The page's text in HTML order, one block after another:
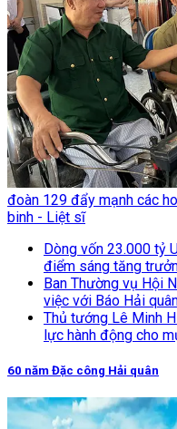
đoàn 129 đẩy mạnh các
binh - Liệt sĩ
Dòng vốn 23.000 tỷ
điểm sáng tăng
Ban Thường vụ Hội
việc với Báo Hải
Thủ tướng Lê Minh
lực hành động cho
60 năm Đặc công Hải quân